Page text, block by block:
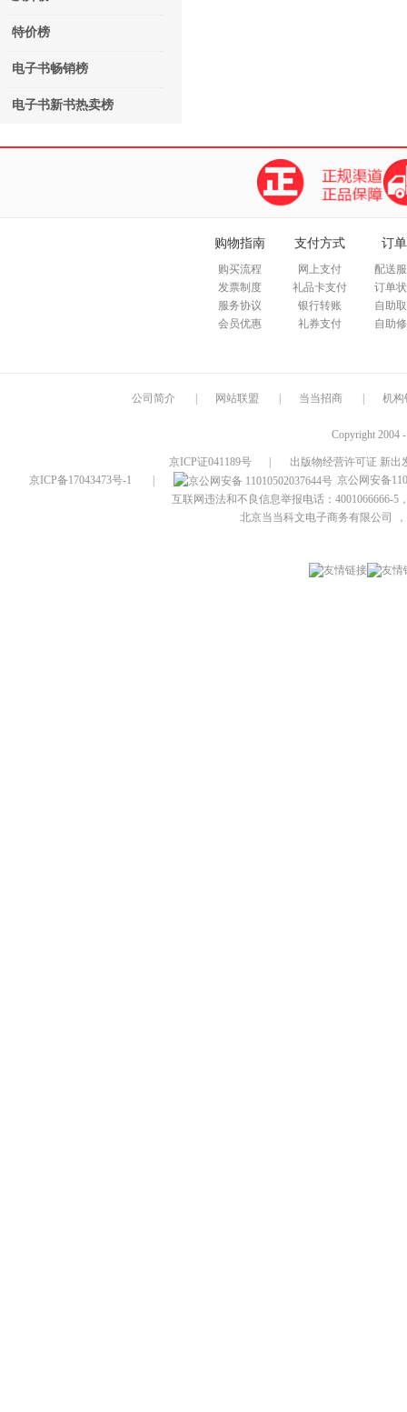
特价榜
电子书畅销榜
电子书新书热卖榜
购物指南
购买流程
发票制度
服务协议
会员优惠
支付方式
网上支付
礼品卡支付
银行转账
礼券支付
订
配送
订单
自助
自助
公司简介 网站联盟 当当招商 机构
Copyright 2004
京ICP证041189号
出版物经营许可证 新出
京ICP备17043473号-1
京公网安备
互联网违法和不良信息举报电话：4001066666-5
北京当当科文电子商务有限公司